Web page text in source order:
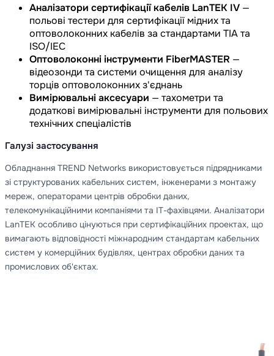
Аналізатори сертифікації кабелів LanTEK IV —
польові тестери для сертифікації мідних та
оптоволоконних кабелів за стандартами TIA та
ISO/IEC
Оптоволоконні інструменти FiberMASTER —
відеозонди та системи очищення для аналізу
торців оптоволоконних з'єднань
Вимірювальні аксесуари — тахометри та
додаткові вимірювальні інструменти для польових
технічних спеціалістів
Галузі застосування
Обладнання TREND Networks використовується підрядниками
зі структурованих кабельних систем, інженерами з монтажу
мереж, операторами центрів обробки даних,
телекомунікаційними компаніями та ІТ-фахівцями. Аналізатори
LanTEK особливо цінуються при сертифікаційних проектах, що
вимагають відповідності міжнародним стандартам кабельних
систем у комерційних будівлях, центрах обробки даних та
промислових об'єктах.